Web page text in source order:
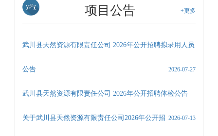
项目公告 +更多
武川县天然资源有限责任公司 2026年公开招聘拟录用人员
公告 2026-07-27
武川县天然资源有限责任公司 2026年公开招聘体检公告
2026-07-13
关于武川县天然资源有限责任公司2026年公开招